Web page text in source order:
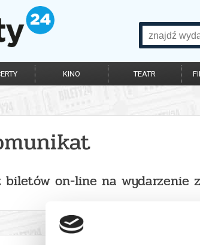
KINO TEATR
biletów on-line na wydarzenie